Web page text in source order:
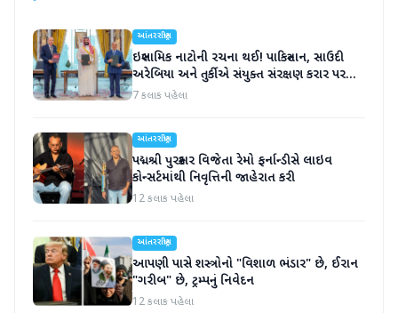
આંતરરાષ્ટ્રીય
ઇસ્લામિક નાટોની રચના થઈ! પાકિસ્તાન, સાઉદી
અરેબિયા અને તુર્કીએ સંયુક્ત સંરક્ષણ કરાર પર
હસ્તાક્ષર
7 કલાક પહેલા
આંતરરાષ્ટ્રીય
પદ્મશ્રી પુરસ્કાર વિજેતા રેમો ફર્નાન્ડીસે લાઇવ
કોન્સર્ટમાંથી નિવૃત્તિની જાહેરાત કરી
12 કલાક પહેલા
આંતરરાષ્ટ્રીય
આપણી પાસે શસ્ત્રોનો "વિશાળ ભંડાર" છે, ઈરાન
"ગરીબ" છે, ટ્રમ્પનું નિવેદન
12 કલાક પહેલા